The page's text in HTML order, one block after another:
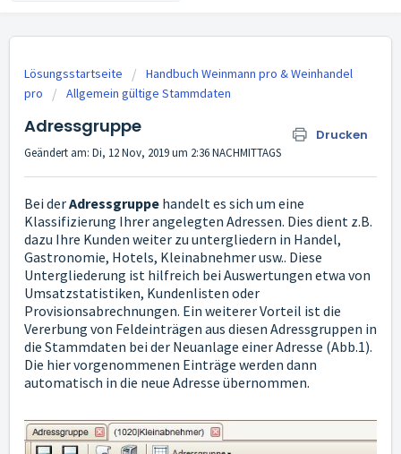
Lösungsstartseite
Handbuch Weinmann pro & Weinhandel
pro
Allgemein gültige Stammdaten
Adressgruppe Drucken
Geändert am: Di, 12 Nov, 2019 um 2:36 NACHMITTAGS
Bei derAdressgruppe handelt es sich um eine
Klassifizierung Ihrer angelegten Adressen. Dies dient z.B.
dazu Ihre Kunden weiter zu untergliedern in Handel,
Gastronomie, Hotels, Kleinabnehmer usw.. Diese
Untergliederung ist hilfreich bei Auswertungen etwa von
Umsatzstatistiken, Kundenlisten oder
Provisionsabrechnungen. Ein weiterer Vorteil ist die
Vererbung von Feldeinträgen aus diesen Adressgruppen in
die Stammdaten bei der Neuanlage einer Adresse (Abb.1).
Die hier vorgenommenen Einträge werden dann
automatisch in die neue Adresse übernommen.